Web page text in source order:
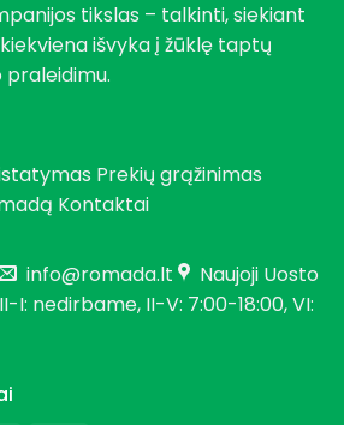
tikslas – talkinti, siekiant
išvyka į žūklę taptų
praleidimu.
Prekių grąžinimas
Kontaktai
info@romada.lt
Naujoji Uosto
I: nedirbame, II-V: 7:00-18:00, VI: